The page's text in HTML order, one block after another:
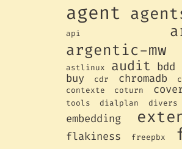
agent
api
argentic-mw
astlinux audit bdd
buy
cdr chromadb
contexte
coturn
tools
dialplan divers
embedding
flakiness freepbx